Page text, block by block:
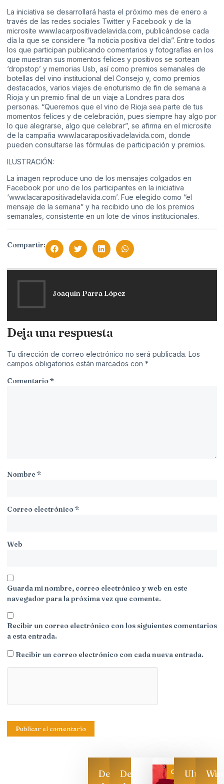
La iniciativa se desarrollará hasta el próximo mes de enero a
través de las redes sociales Twitter y Facebook y de la
microsite www.lacarpositivadelavida.com, publicándose cada
día la que se considere “la noticia positiva del día”. Entre todos
los que participan publicando comentarios y fotografías en los
que muestran sus momentos felices y positivos se sortean
‘dropstop’ y memorias Usb, así como premios semanales de
botellas del vino institucional del Consejo y, como premios
destacados, varios viajes de enoturismo de fin de semana a
Rioja y un premio final de un viaje a Londres para dos
personas. “Queremos que el vino de Rioja sea parte de tus
momentos felices y de celebración, pues siempre hay algo por
lo que alegrarse, algo que celebrar”, se afirma en el microsite
de la campaña www.lacarapositivadelavida.com, donde
pueden consultarse las fórmulas de participación y premios.
ILUSTRACIÓN:
La imagen reproduce uno de los mensajes colgados en
Facebook por uno de los participantes en la iniciativa
‘www.lacarapositivadelavida.com’. Fue elegido como “el
mensaje de la semana” y ha recibido uno de los premios
semanales, consistente en un lote de vinos institucionales.
Compartir:
Joaquín Parra López
Deja una respuesta
Tu dirección de correo electrónico no será publicada. Los
campos obligatorios están marcados con *
Comentario*
Nombre*
Correo electrónico*
Web
Guarda mi nombre, correo electrónico y web en este
navegador para la próxima vez que comente.
Recibir un correo electrónico con los siguientes comentarios
a esta entrada.
Recibir un correo electrónico con cada nueva entrada.
DescargaDescarga
CategoríaUltimas